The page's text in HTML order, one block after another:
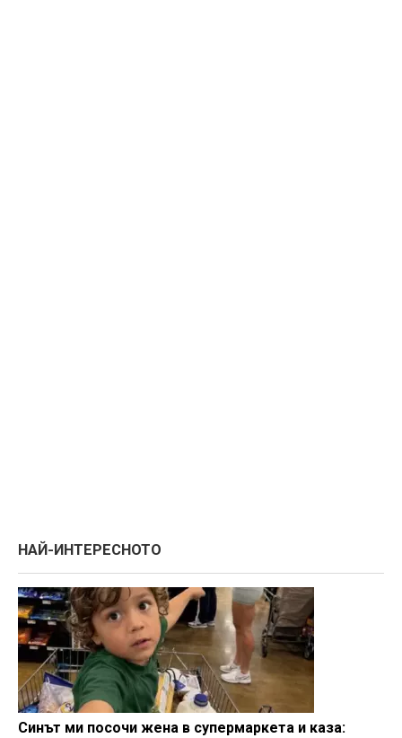
НАЙ-ИНТЕРЕСНОТО
Синът ми посочи жена в супермаркета и каза: